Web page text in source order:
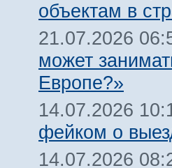
объектам в
21.07.2026
может
Европе?»
14.07.2026
фейком о
14.07.2026